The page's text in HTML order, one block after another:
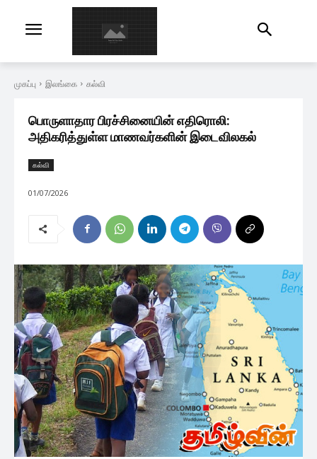
முகப்பு இலங்கை கல்வி
பொருளாதார பிரச்சினையின் எதிரொலி:
அதிகரித்துள்ள மாணவர்களின் இடைவிலகல்
கல்வி
01/07/2026